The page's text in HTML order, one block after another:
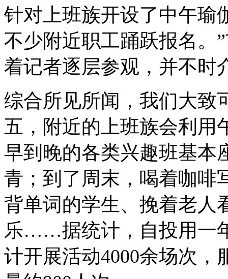
针对上班族开设了中午瑜
不少附近职工踊跃报名。
着记者逐层参观，并不时
综合所见所闻，我们大致
五，附近的上班族会利用
早到晚的各类兴趣班基本
青；到了周末，喝着咖啡
背单词的学生、挽着老人
乐……据统计，自投用一
计开展活动4000余场次，